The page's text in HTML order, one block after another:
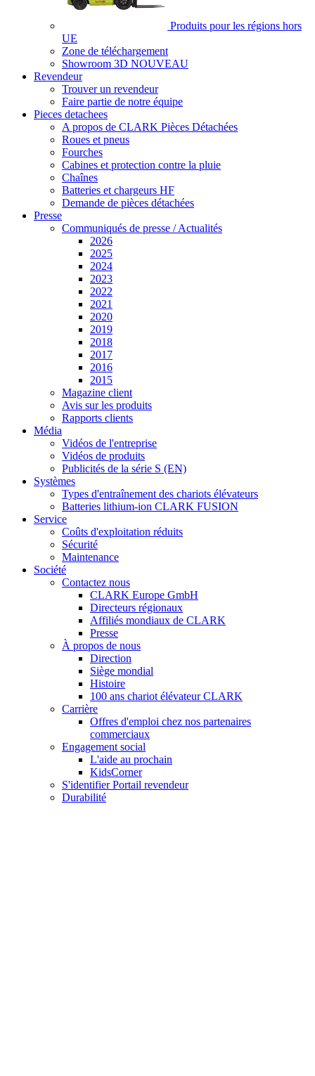
Produits pour les régions hors
UE
Zone de téléchargement
Showroom 3D NOUVEAU
Revendeur
Trouver un revendeur
Faire partie de notre équipe
Pieces detachees
A propos de CLARK Pièces Détachées
Roues et pneus
Fourches
Cabines et protection contre la pluie
Chaînes
Batteries et chargeurs HF
Demande de pièces détachées
Presse
Communiqués de presse / Actualités
2026
2025
2024
2023
2022
2021
2020
2019
2018
2017
2016
2015
Magazine client
Avis sur les produits
Rapports clients
Média
Vidéos de l'entreprise
Vidéos de produits
Publicités de la série S (EN)
Systèmes
Types d'entraînement des chariots élévateurs
Batteries lithium-ion CLARK FUSION
Service
Coûts d'exploitation réduits
Sécurité
Maintenance
Société
Contactez nous
CLARK Europe GmbH
Directeurs régionaux
Affiliés mondiaux de CLARK
Presse
À propos de nous
Direction
Siège mondial
Histoire
100 ans chariot élévateur CLARK
Carrière
Offres d'emploi chez nos partenaires
commerciaux
Engagement social
L'aide au prochain
KidsCorner
S'identifier Portail revendeur
Durabilité